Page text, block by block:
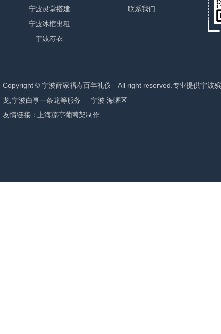
宁波灵堂搭建
宁波冰棺出租
宁波寿衣
联系我们
Copyright © 宁波薛家福寿百年礼仪 All right reserved.专业提供宁波
龙,宁波白事一条龙等服务 宁波 海曙区
友情链接：
上海凉亭葡萄架制作